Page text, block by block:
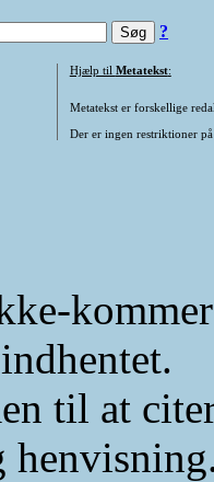
?
Hjælp til Metatekst:
Metatekst er forskellige
Der er ingen restriktioner
til at